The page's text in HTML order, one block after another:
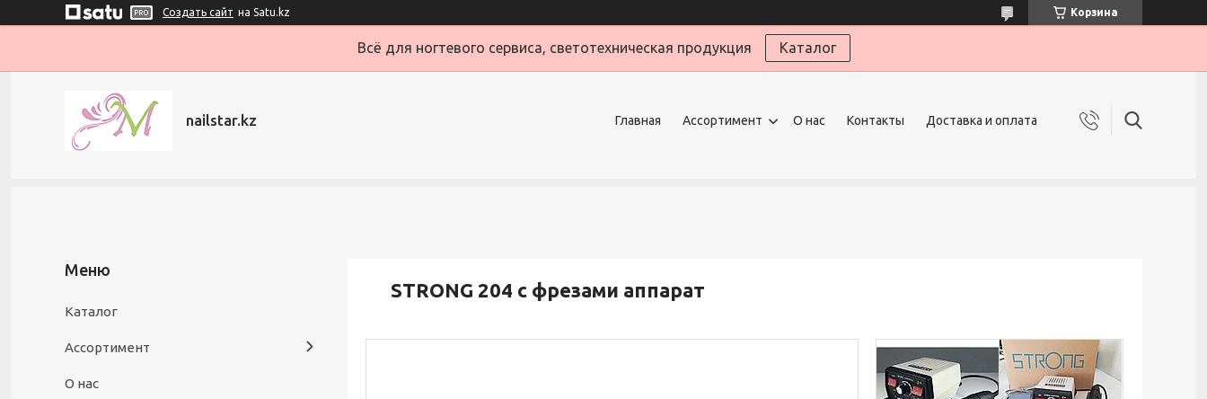
Создать сайт на Satu.kz Корзина
Всё для ногтевого сервиса, светотехническая продукция Каталог
nailstar.kz Главная Ассортимент О нас Контакты Доставка и оплата
STRONG 204 с фрезами аппарат
Каталог
Ассортимент
О нас